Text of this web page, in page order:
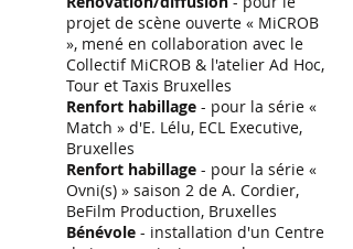
projet de scène ouverte « MiCROB
», mené en collaboration avec le
Collectif MiCROB & l'atelier Ad Hoc,
Tour et Taxis Bruxelles
Renfort habillage - pour la série «
Match » d'E. Lélu, ECL Executive,
Bruxelles
Renfort habillage - pour la série «
Ovni(s) » saison 2 de A. Cordier,
BeFilm Production, Bruxelles
Bénévole - installation d'un Centre